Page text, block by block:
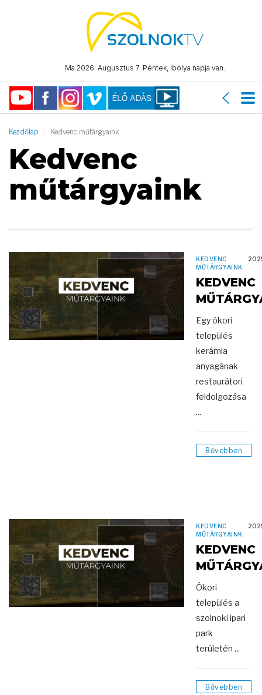
Ma 2026. Augusztus 7. Péntek, Ibolya napja van.
Kezdőlap Kedvenc műtárgyaink
Kedvenc
műtárgyaink
KEDVENC
MŰTÁRGYAINK
KEDVENC
Egy ókori
település
kerámia
anyagának
restaurátori
feldolgozása
...
Bővebben
KEDVENC
MŰTÁRGYAINK
KEDVENC
Ókori
település a
szolnoki ipari
park
területén ...
Bővebben